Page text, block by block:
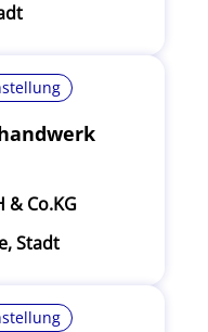
& Co.KG
Stadt